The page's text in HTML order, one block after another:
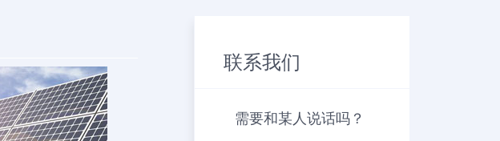
联系我们
需要和某人说话吗？